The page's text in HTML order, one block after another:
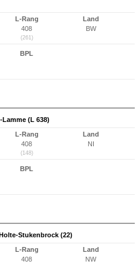
L-Rang
408
(261)
Land
BW
BPL
(L 638)
L-Rang
408
(148)
Land
NI
BPL
Stukenbrock (22)
L-Rang
408
Land
NW